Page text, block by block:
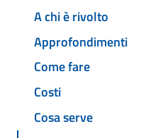
A chi è rivolto
Approfondimenti
Come fare
Costi
Cosa serve